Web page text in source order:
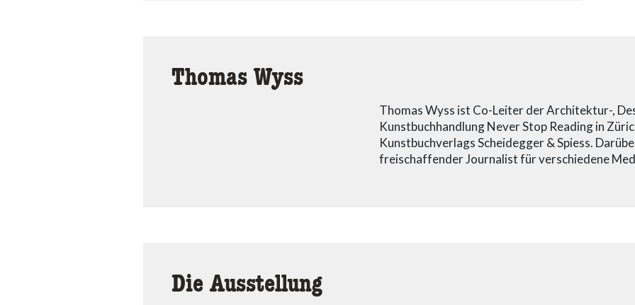
Thomas Wyss
Thomas Wyss ist Co-Leiter der Architektur-,
Kunstbuchhandlung Never Stop Reading in
Kunstbuchverlags Scheidegger & Spiess.
freischaffender Journalist für verschiedene
Die Ausstellung